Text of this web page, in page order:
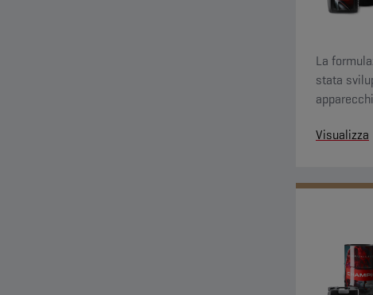
La
stata
Visualizza